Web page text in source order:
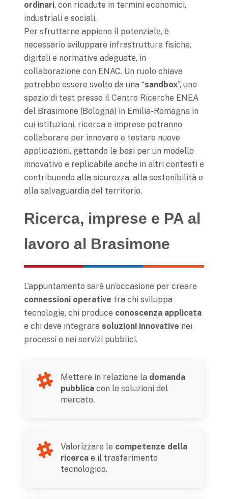
ordinari, con ricadute in termini economici,
industriali e sociali.
Per sfruttarne appieno il potenziale, è
necessario sviluppare infrastrutture fisiche,
digitali e normative adeguate, in
collaborazione con ENAC. Un ruolo chiave
potrebbe essere svolto da una “sandbox”, uno
spazio di test presso il Centro Ricerche ENEA
del Brasimone (Bologna) in Emilia-Romagna in
cui istituzioni, ricerca e imprese potranno
collaborare per innovare e testare nuove
applicazioni, gettando le basi per un modello
innovativo e replicabile anche in altri contesti e
contribuendo alla sicurezza, alla sostenibilità e
alla salvaguardia del territorio.
Ricerca, imprese e PA al
lavoro al Brasimone
L’appuntamento sarà un’occasione per creare
connessioni operative tra chi sviluppa
tecnologie, chi produce conoscenza applicata
e chi deve integrare soluzioni innovative nei
processi e nei servizi pubblici.
Mettere in relazione la domanda
pubblica con le soluzioni del
mercato.
Valorizzare le competenze della
ricerca e il trasferimento
tecnologico.